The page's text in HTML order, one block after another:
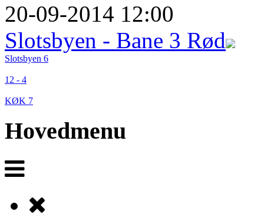
20-09-2014 12:00
Slotsbyen - Bane 3 Rød
Slotsbyen 6
12 - 4
KØK 7
Hovedmenu